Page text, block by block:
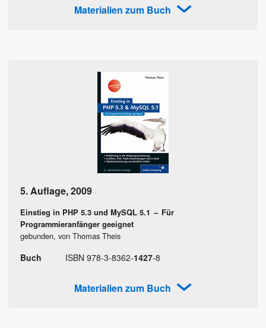
Materialien zum Buch
5. Auflage,2009
Einstieg in PHP 5.3 und MySQL 5.1 – Für
Programmieranfänger geeignet
gebunden, von Thomas Theis
Buch ISBN 978-3-8362-1427-8
Materialien zum Buch